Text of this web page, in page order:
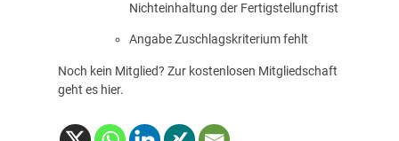
Nichteinhaltung der Fertigstellungfrist
Angabe Zuschlagskriterium fehlt
Noch kein Mitglied? Zur kostenlosen Mitgliedschaft
geht es hier.